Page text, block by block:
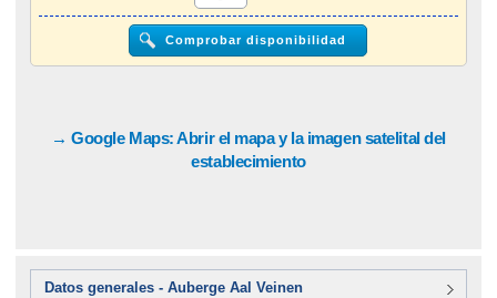
otro país
→ Google Maps: Abrir el mapa y la imagen satelital del
establecimiento
Datos generales - Auberge Aal Veinen